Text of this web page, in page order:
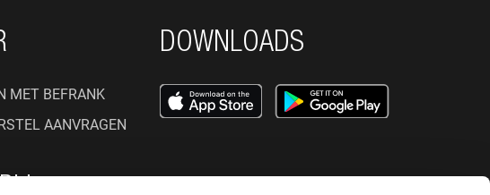
MET BEFRANK
AANVRAGEN
DOWNLOADS